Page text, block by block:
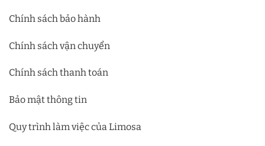
Chính sách bảo hành
Chính sách vận chuyển
Chính sách thanh toán
Bảo mật thông tin
Quy trình làm việc của Limosa